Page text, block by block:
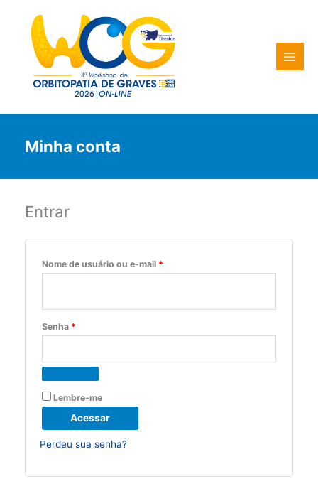
conteúdo
Minha conta
Entrar
Nome de usuário ou e-mail *
Senha *
Lembre-me
Acessar
Perdeu sua senha?